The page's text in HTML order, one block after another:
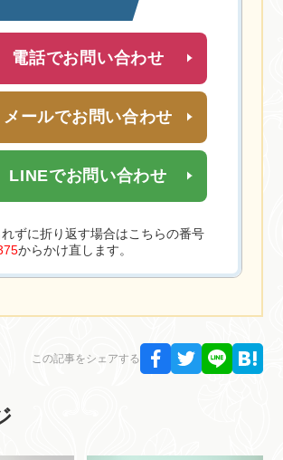
電話でお問い合わせ
メールでお問い合わせ
LINEでお問い合わせ
ずに折り返す場合はこちらの番号
からかけ直します。
この記事をシェアする